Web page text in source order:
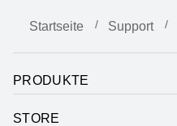
Startseite Support
PRODUKTE
STORE